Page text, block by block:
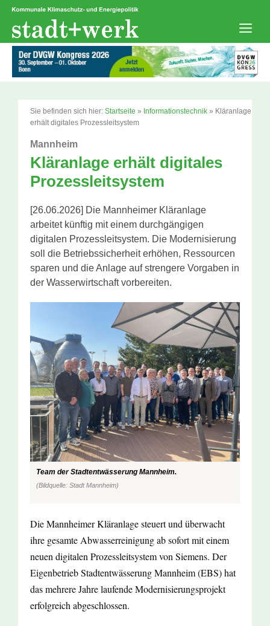
Zum
springen
Sie befinden sich hier: Startseite » Informationstechnik » Kläranlage
erhält digitales Prozessleitsystem
Mannheim
Kläranlage erhält digitales
Prozessleitsystem
[26.06.2026] Die Mannheimer Kläranlage
arbeitet künftig mit einem durchgängigen
digitalen Prozessleitsystem. Die Modernisierung
soll die Betriebssicherheit erhöhen, Ressourcen
sparen und die Anlage auf strengere Vorgaben in
der Wasserwirtschaft vorbereiten.
Team der Stadtentwässerung Mannheim.
(Bildquelle: Stadt Mannheim)
Die Mannheimer Kläranlage steuert und überwacht
ihre gesamte Abwasserreinigung ab sofort mit einem
neuen digitalen Prozessleitsystem von Siemens. Der
Eigenbetrieb Stadtentwässerung Mannheim (EBS) hat
das mehrere Jahre laufende Modernisierungsprojekt
erfolgreich abgeschlossen.